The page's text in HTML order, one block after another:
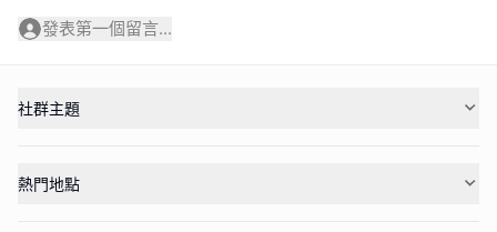
發表第一個留言...
社群主題
熱門地點